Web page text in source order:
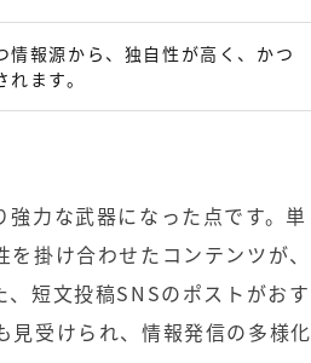
報源から、独自性が高く、かつ
ます。
力な武器になった点です。単
掛け合わせたコンテンツが、
短文投稿SNSのポストがおす
見受けられ、情報発信の多様化